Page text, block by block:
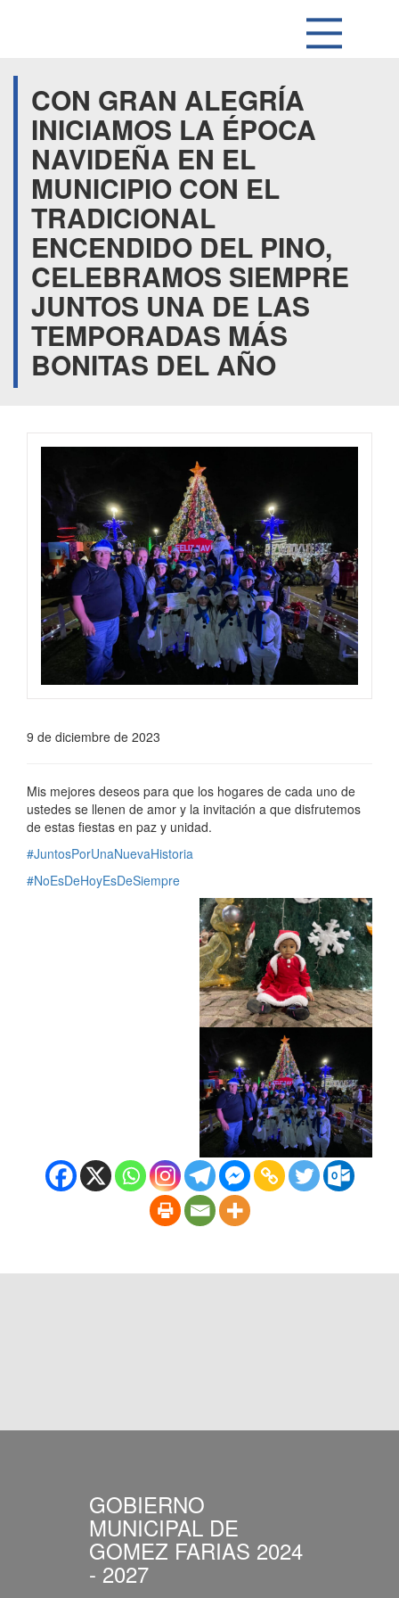
CON GRAN ALEGRÍA
INICIAMOS LA ÉPOCA
NAVIDEÑA EN EL
MUNICIPIO CON EL
TRADICIONAL
ENCENDIDO DEL PINO,
CELEBRAMOS SIEMPRE
JUNTOS UNA DE LAS
TEMPORADAS MÁS
BONITAS DEL AÑO
9 de diciembre de 2023
Mis mejores deseos para que los hogares de cada uno de
ustedes se llenen de amor y la invitación a que disfrutemos
de estas fiestas en paz y unidad.
#JuntosPorUnaNuevaHistoria
#NoEsDeHoyEsDeSiempre
GOBIERNO
MUNICIPAL DE
GOMEZ FARIAS 2024
- 2027